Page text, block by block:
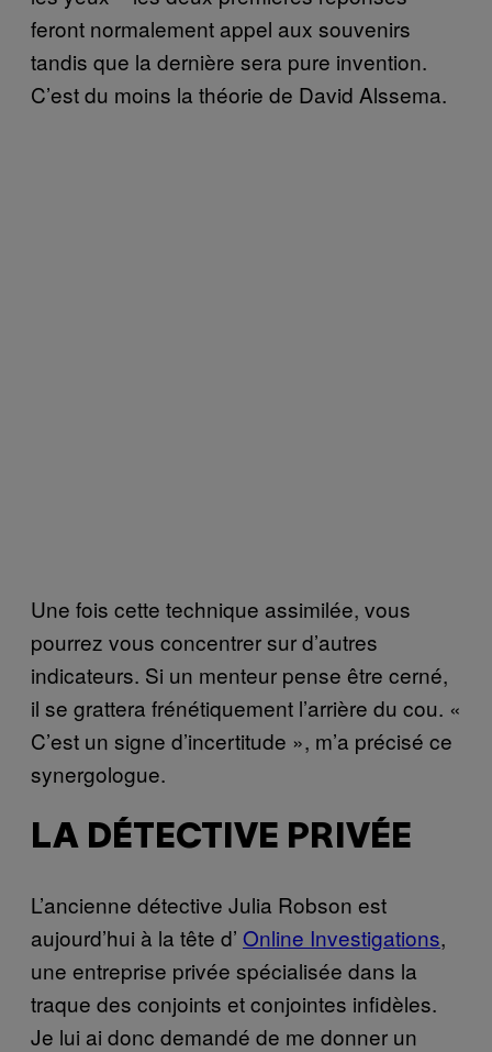
feront normalement appel aux souvenirs
tandis que la dernière sera pure invention.
C’est du moins la théorie de David Alssema.
Une fois cette technique assimilée, vous
pourrez vous concentrer sur d’autres
indicateurs. Si un menteur pense être cerné,
il se grattera frénétiquement l’arrière du cou. «
C’est un signe d’incertitude », m’a précisé ce
synergologue.
LA DÉTECTIVE PRIVÉE
L’ancienne détective Julia Robson est
aujourd’hui à la tête d’ Online Investigations,
une entreprise privée spécialisée dans la
traque des conjoints et conjointes infidèles.
Je lui ai donc demandé de me donner un